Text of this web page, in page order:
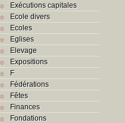
Exécutions capitales
Ecole divers
Ecoles
Eglises
Elevage
Expositions
F
Fédérations
Fêtes
Finances
Fondations